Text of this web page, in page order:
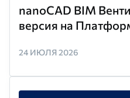
nanoCAD BIM
версия на
24 ИЮЛЯ 2026